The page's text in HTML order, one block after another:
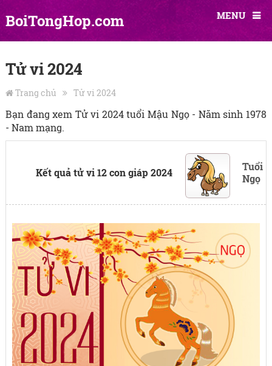
BoiTongHop.com MENU
Tử vi 2024
Trang chủ Tử vi 2024
Bạn đang xem Tử vi 2024 tuổi Mậu Ngọ - Năm sinh 1978
- Nam mạng.
Kết quả tử vi 12 con giáp 2024
Tuổi
Ngọ